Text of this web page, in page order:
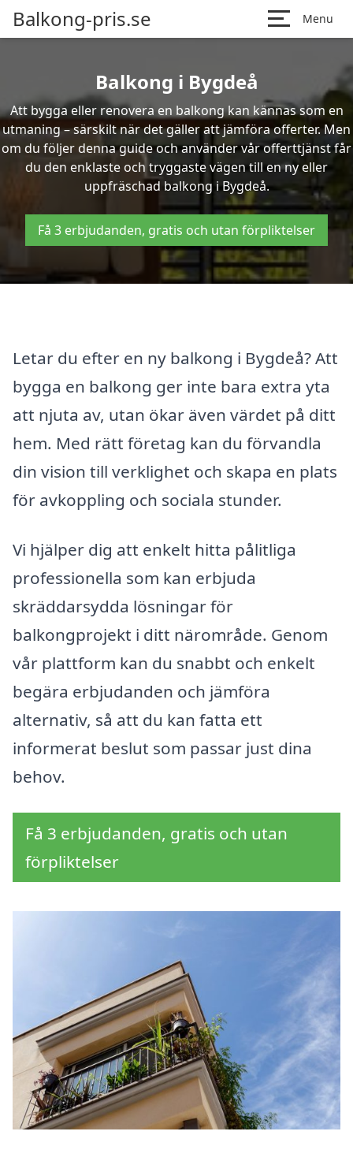
Balkong-pris.se Menu
Balkong i Bygdeå
Att bygga eller renovera en balkong kan kännas som en
utmaning – särskilt när det gäller att jämföra offerter. Men
om du följer denna guide och använder vår offerttjänst får
du den enklaste och tryggaste vägen till en ny eller
uppfräschad balkong i Bygdeå.
Få 3 erbjudanden, gratis och utan förpliktelser
Letar du efter en ny balkong i Bygdeå? Att
bygga en balkong ger inte bara extra yta
att njuta av, utan ökar även värdet på ditt
hem. Med rätt företag kan du förvandla
din vision till verklighet och skapa en plats
för avkoppling och sociala stunder.
Vi hjälper dig att enkelt hitta pålitliga
professionella som kan erbjuda
skräddarsydda lösningar för
balkongprojekt i ditt närområde. Genom
vår plattform kan du snabbt och enkelt
begära erbjudanden och jämföra
alternativ, så att du kan fatta ett
informerat beslut som passar just dina
behov.
Få 3 erbjudanden, gratis och utan
förpliktelser